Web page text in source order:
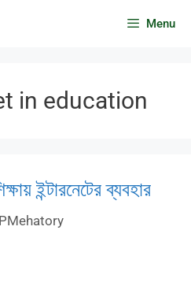
Menu
in education
ইন্টারনেটের ব্যবহার
PMehatory